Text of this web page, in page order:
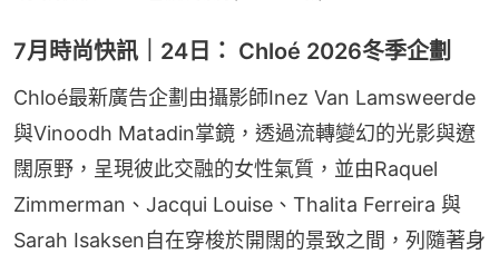
7月時尚快訊｜24日： Chloé 2026冬季企劃
Chloé最新廣告企劃由攝影師Inez Van Lamsweerde
與Vinoodh Matadin掌鏡，透過流轉變幻的光影與遼
闊原野，呈現彼此交融的女性氣質，並由Raquel
Zimmerman、Jacqui Louise、Thalita Ferreira 與
Sarah Isaksen自在穿梭於開闊的景致之間，列隨著身